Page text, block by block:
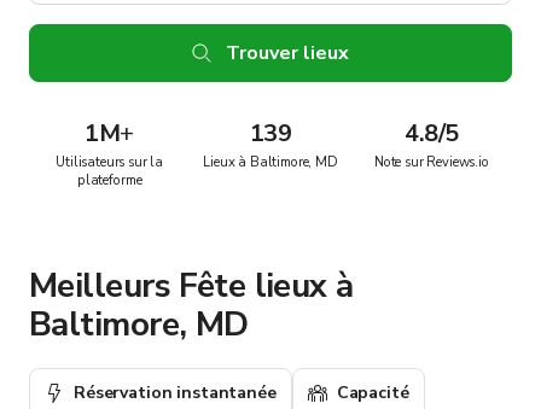
Trouver lieux
1M+
Utilisateurs sur la
plateforme
139
Lieux à Baltimore, MD
4.8/5
Note sur Reviews.io
Meilleurs Fête lieux à
Baltimore, MD
Réservation instantanée Capacité